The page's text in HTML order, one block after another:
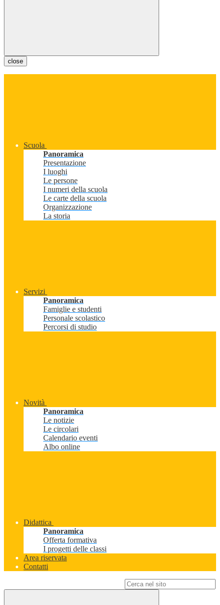
close
Scuola
Panoramica
Presentazione
I luoghi
Le persone
I numeri della scuola
Le carte della scuola
Organizzazione
La storia
Servizi
Panoramica
Famiglie e studenti
Personale scolastico
Percorsi di studio
Novità
Panoramica
Le notizie
Le circolari
Calendario eventi
Albo online
Didattica
Panoramica
Offerta formativa
I progetti delle classi
Area riservata
Contatti